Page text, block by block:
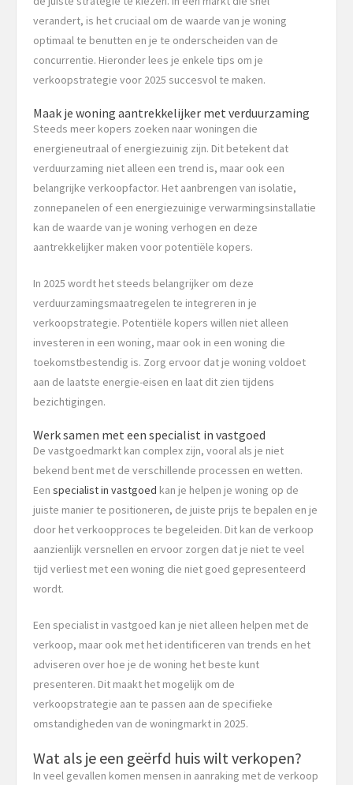
verandert, is het cruciaal om de waarde van je woning
optimaal te benutten en je te onderscheiden van de
concurrentie. Hieronder lees je enkele tips om je
verkoopstrategie voor 2025 succesvol te maken.
Maak je woning aantrekkelijker met verduurzaming
Steeds meer kopers zoeken naar woningen die
energieneutraal of energiezuinig zijn. Dit betekent dat
verduurzaming niet alleen een trend is, maar ook een
belangrijke verkoopfactor. Het aanbrengen van isolatie,
zonnepanelen of een energiezuinige verwarmingsinstallatie
kan de waarde van je woning verhogen en deze
aantrekkelijker maken voor potentiële kopers.
In 2025 wordt het steeds belangrijker om deze
verduurzamingsmaatregelen te integreren in je
verkoopstrategie. Potentiële kopers willen niet alleen
investeren in een woning, maar ook in een woning die
toekomstbestendig is. Zorg ervoor dat je woning voldoet
aan de laatste energie-eisen en laat dit zien tijdens
bezichtigingen.
Werk samen met een specialist in vastgoed
De vastgoedmarkt kan complex zijn, vooral als je niet
bekend bent met de verschillende processen en wetten.
Een specialist in vastgoed kan je helpen je woning op de
juiste manier te positioneren, de juiste prijs te bepalen en je
door het verkoopproces te begeleiden. Dit kan de verkoop
aanzienlijk versnellen en ervoor zorgen dat je niet te veel
tijd verliest met een woning die niet goed gepresenteerd
wordt.
Een specialist in vastgoed kan je niet alleen helpen met de
verkoop, maar ook met het identificeren van trends en het
adviseren over hoe je de woning het beste kunt
presenteren. Dit maakt het mogelijk om de
verkoopstrategie aan te passen aan de specifieke
omstandigheden van de woningmarkt in 2025.
Wat als je een geërfd huis wilt verkopen?
In veel gevallen komen mensen in aanraking met de verkoop